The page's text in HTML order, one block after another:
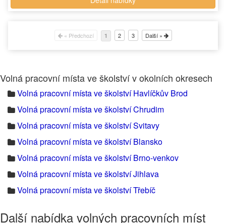
« Předchozí 1 2 3 Další »
Volná pracovní místa ve školství v okolních okresech
Volná pracovní místa ve školství Havlíčkův Brod
Volná pracovní místa ve školství Chrudim
Volná pracovní místa ve školství Svitavy
Volná pracovní místa ve školství Blansko
Volná pracovní místa ve školství Brno-venkov
Volná pracovní místa ve školství Jihlava
Volná pracovní místa ve školství Třebíč
Další nabídka volných pracovních míst